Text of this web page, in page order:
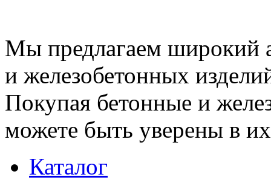
Мы предлагаем широкий
и железобетонных
Покупая бетонные и
можете быть уверены в их
Каталог